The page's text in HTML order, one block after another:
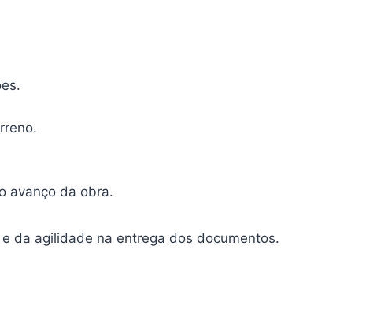
avanço da obra.
da agilidade na entrega dos documentos.